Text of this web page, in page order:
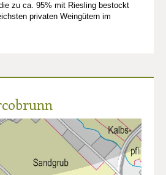
zu ca. 95% mit Riesling bestockt
privaten Weingütern im